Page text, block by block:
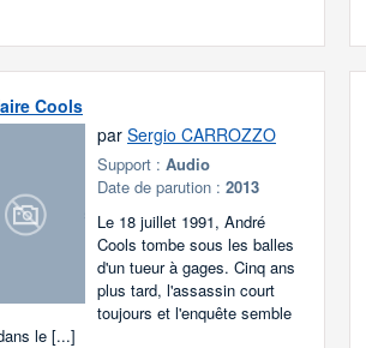
Cools
parSergio CARROZZO
Support :Audio
Date de parution :2013
Le 18 juillet 1991, André
Cools tombe sous les balles
d'un tueur à gages. Cinq ans
plus tard, l'assassin court
toujours et l'enquête semble
le [...]